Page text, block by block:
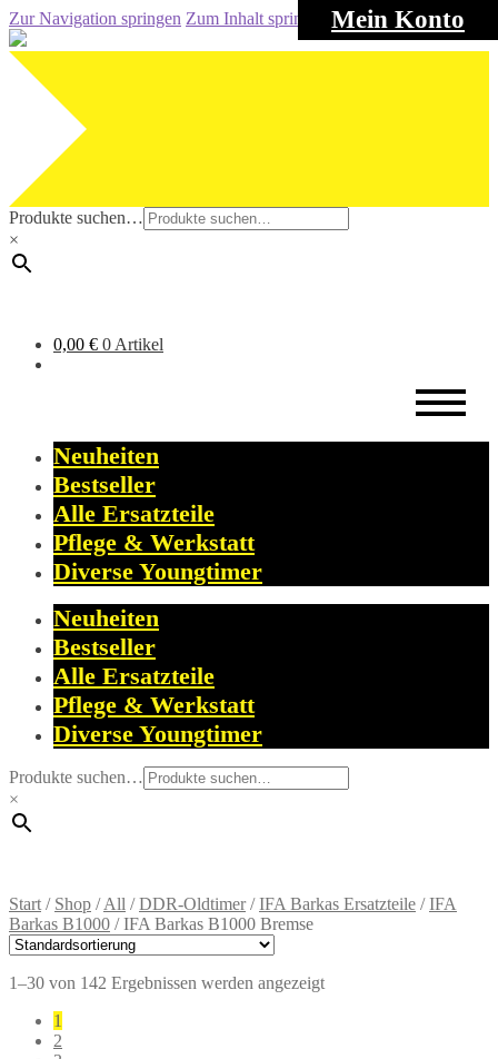
Mein Konto
Zur Navigation springen Zum Inhalt springen
Produkte suchen…
×
0,00 € 0 Artikel
Neuheiten
Bestseller
Alle Ersatzteile
Pflege & Werkstatt
Diverse Youngtimer
Neuheiten
Bestseller
Alle Ersatzteile
Pflege & Werkstatt
Diverse Youngtimer
Produkte suchen…
×
Start / Shop /All /DDR-Oldtimer/IFA Barkas Ersatzteile /IFA
Barkas B1000 /IFA Barkas B1000 Bremse
1–30 von 142 Ergebnissen werden angezeigt
1
2